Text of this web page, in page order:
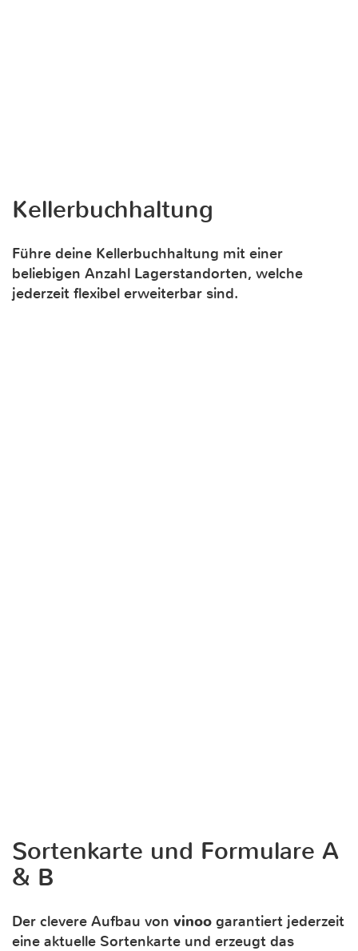
Kellerbuchhaltung
Führe deine Kellerbuchhaltung mit einer
beliebigen Anzahl Lagerstandorten, welche
jederzeit flexibel erweiterbar sind.
Sortenkarte und Formulare A
& B
Der clevere Aufbau von vinoo garantiert jederzeit
eine aktuelle Sortenkarte und erzeugt das